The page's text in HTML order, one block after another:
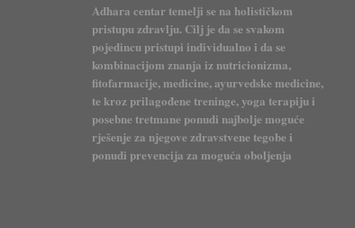
Adhara centar temelji se na holističkom
pristupu zdravlju. Cilj je da se svakom
pojedincu pristupi individualno i da se
kombinacijom znanja iz nutricionizma,
fitofarmacije, medicine, ayurvedske medicine,
te kroz prilagođene treninge, yoga terapiju i
posebne tretmane ponudi najbolje moguće
rješenje za njegove zdravstvene tegobe i
ponudi prevencija za moguća oboljenja